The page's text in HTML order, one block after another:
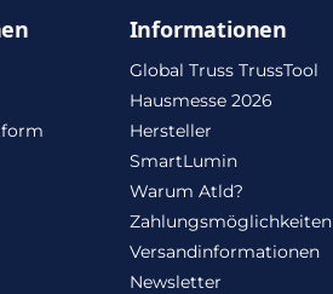
Informationen
Global Truss TrussTool
Hausmesse 2026
Hersteller
SmartLumin
Warum Atld?
Zahlungsmöglichkeiten
Versandinformationen
Newsletter